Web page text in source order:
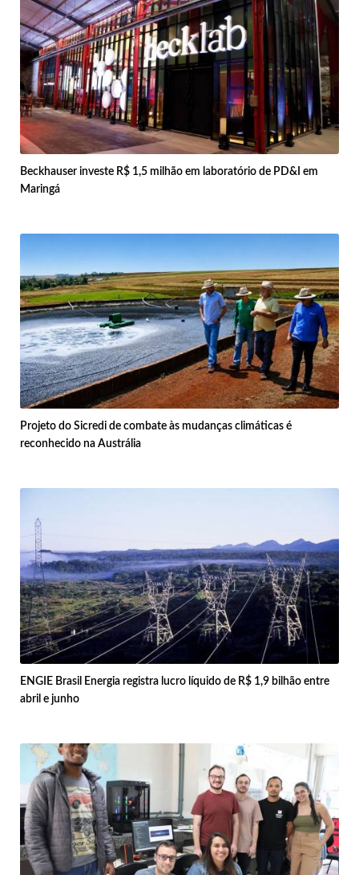
Beckhauser investe R$ 1,5 milhão em laboratório de PD&I em
Maringá
Projeto do Sicredi de combate às mudanças climáticas é
reconhecido na Austrália
ENGIE Brasil Energia registra lucro líquido de R$ 1,9 bilhão entre
abril e junho